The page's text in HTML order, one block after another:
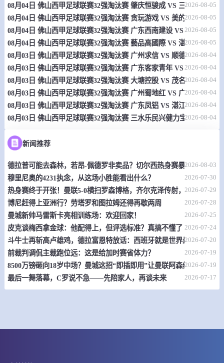
情报
菲MPBL 08-06 15:00 即将开始
帕西格市 0 - 0 库拉坎
情报
友谊赛 08-06 16:30 即将开始
虎尾科大 0 - 0 中国台湾体育大学
菲MPBL 08-06 17:00 即将开始
凯西织工 0 - 0 巴塔安利瑟斯
情报
欧锦U16 B 08-06 17:00 即将开始
爱尔兰U16 0 - 0 荷兰U16
情报
卢森堡U16 0 - 0 瑞典U16
08月04日 佛山西甲足球联赛32强淘汰赛 肇庆恒骏成 VS 三七互娱 全
2026-08-05
08月04日 佛山西甲足球联赛32强淘汰赛 贪玩游戏 VS 美的薪火 全场录
2026-08-05
08月04日 佛山西甲足球联赛32强淘汰赛 广东西南建设 VS 香港圣徒
2026-08-05
08月04日 佛山西甲足球联赛32强淘汰赛 藝品高國際 VS 湛江狂狼·粵
2026-08-05
08月03日 佛山西甲足球联赛32强淘汰赛 广州求信 VS 顺德新青年 全
2026-08-04
08月03日 佛山西甲足球联赛32强淘汰赛 广东客家青年 VS 广州英华思
2026-08-04
08月03日 佛山西甲足球联赛32强淘汰赛 大塘控股 VS 茂名市点都得
2026-08-04
08月03日 佛山西甲足球联赛32强淘汰赛 广州蜀地红 VS 广州戴拿模
2026-08-04
08月03日 佛山西甲足球联赛32强淘汰赛 广东凤铝 VS 湛江八部科技
2026-08-04
08月03日 佛山西甲足球联赛32强淘汰赛 三水乐民兴健力宝 VS 中国澳
2026-08-04
新闻推荐
德拉普可能去森林，若昂-佩德罗非卖品？切尔西热身赛暴露不少问题
2026-08-03
穆里尼奥的4231执念，从这场小胜能看出什么？ 2026-07-30
热身赛终于开张！曼联5-0横扫罗森博格，齐尔克泽传射，19岁小将惊
2026-07-29
博尼赶得上亚洲行？劳塔罗和图拉姆还得再歇两周 2026-07-28
曼城新帅马雷斯卡亮相训练场：欢迎回家！ 2026-07-25
皮克谈梅西拿金球：他配得上，但评选标准？真搞不懂了 2026-07-24
斗牛士再斩高卢雄鸡，德拉富恩特放话：西班牙就是世界最强2026-07-20
前裁判调侃主裁跑位远：这是给加时赛省体力？ 2026-07-19
8500万镑砸向18岁中场？曼城这招“即插即用”让曼联阿森纳怎么接
2026-07-19
最后一舞落幕，C罗说不急——先陪家人，再谈未来 2026-07-17